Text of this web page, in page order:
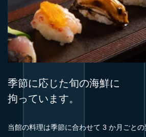
季節に応じた旬の海鮮に
拘っています。
当館の料理は季節に合わせて 3 か月ごとの